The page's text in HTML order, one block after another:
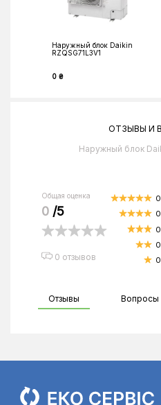
Наружный блок Daikin
RZQSG71L3V1
0 ₴
ОТЗЫВЫ И
Наружный блок
Общая оценка
0 /5
0 отзывов
0
0
0
0
0
Отзывы Вопросы